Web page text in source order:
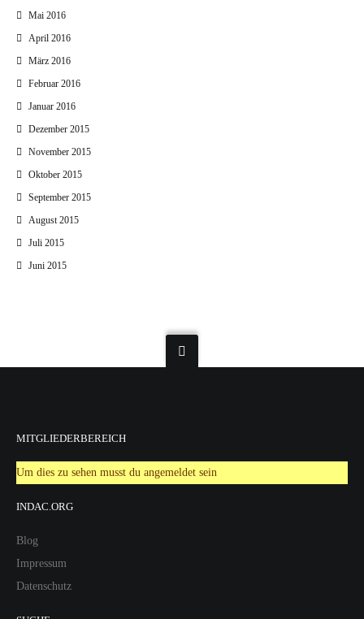
Mai 2016
April 2016
März 2016
Februar 2016
Januar 2016
Dezember 2015
November 2015
Oktober 2015
September 2015
August 2015
Juli 2015
Juni 2015
MITGLIEDERBEREICH
Um dies zu sehen musst du angemeldet sein
INDAC.ORG
Blog
Impressum
Datenschutz